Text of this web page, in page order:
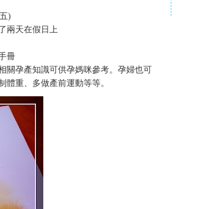
)
兩天在假日上
冊
關孕產知識可供孕媽咪參考。孕婦也可
體重、多做產前運動等等。